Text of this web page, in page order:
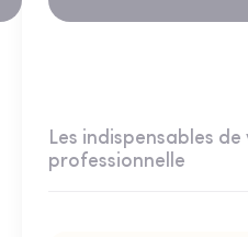
Les indispensables
professionnelle